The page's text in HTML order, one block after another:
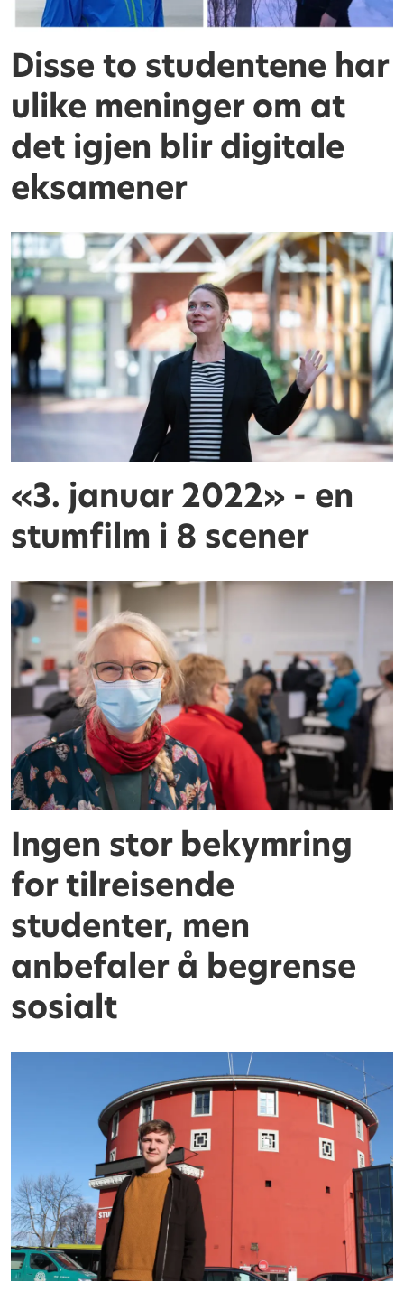
Disse to studentene har
ulike meninger om at
det igjen blir digitale
eksamener
«3. januar 2022» - en
stumfilm i 8 scener
Ingen stor bekymring
for tilreisende
studenter, men
anbefaler å begrense
sosialt